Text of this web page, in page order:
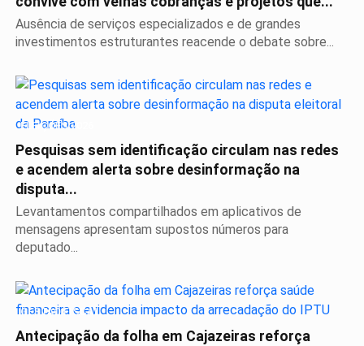
Ausência de serviços especializados e de grandes
investimentos estruturantes reacende o debate sobre...
ELEIÇÕES 2026
Pesquisas sem identificação circulam nas redes
e acendem alerta sobre desinformação na
disputa...
Levantamentos compartilhados em aplicativos de
mensagens apresentam supostos números para
deputado...
GESTÃO FISCAL
Antecipação da folha em Cajazeiras reforça